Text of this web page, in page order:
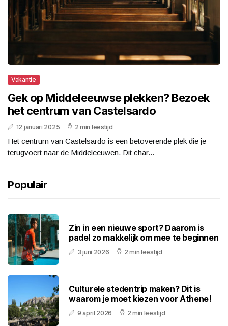
Vakantie
Gek op Middeleeuwse plekken? Bezoek
het centrum van Castelsardo
12 januari 2025 2 min leestijd
Het centrum van Castelsardo is een betoverende plek die je
terugvoert naar de Middeleeuwen. Dit char...
Populair
Zin in een nieuwe sport? Daarom is
padel zo makkelijk om mee te beginnen
3 juni 2026 2 min leestijd
Culturele stedentrip maken? Dit is
waarom je moet kiezen voor Athene!
9 april 2026 2 min leestijd